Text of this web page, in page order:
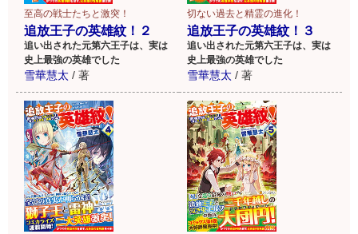
至高の戦士たちと激突！
追放王子の英雄紋！２
追い出された元第六王子は、実は
史上最強の英雄でした
雪華慧太 / 著
切ない過去と精霊の進化！
追放王子の英雄紋！３
追い出された元第六王子は、実は
史上最強の英雄でした
雪華慧太 / 著